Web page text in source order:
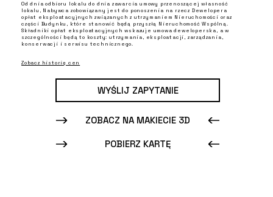
Od dnia odbioru lokalu do dnia zawarcia umowy przenoszącej własność
lokalu, Nabywca zobowiązany jest do ponoszenia na rzecz Dewelopera
opłat eksploatacyjnych związanych z utrzymaniem Nieruchomości oraz
części Budynku, które stanowić będą przyszłą Nieruchomość Wspólną.
Składniki opłat eksploatacyjnych wskazuje umowa deweloperska, a w
szczególności będą to koszty: utrzymania, eksploatacji, zarządzania,
konserwacji i serwisu technicznego.
Zobacz historię cen
WYŚLIJ ZAPYTANIE
ZOBACZ NA MAKIECIE 3D
POBIERZ KARTĘ